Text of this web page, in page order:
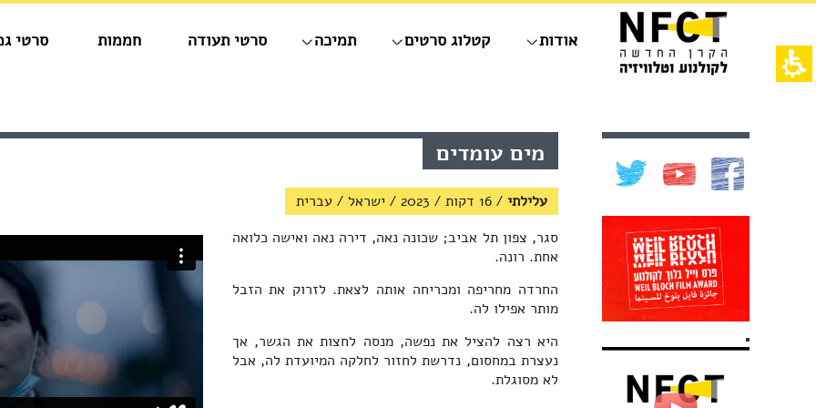
תחילתו
אינטרנט,
לחץ
אודות קטלוג סרטים תמיכה סרטי תעודה חממות סרטי
תוכן
מרכזי,
ללחוץ
אנטר
לדלג
לאזור
מים עומדים
עלילתי / 16 דקות /
2023
/ ישראל / עברית
סגר, צפון תל אביב; שכונה נאה, דירה נאה ואישה כלואה
אחת. רונה.
החרדה מחריפה ומכריחה אותה לצאת. לזרוק את הזבל
מותר אפילו לה.
היא רצה להציל את נפשה, מנסה לחצות את הגשר, אך
נעצרת במחסום, נדרשת לחזור לחלקה המיועדת לה, אבל
לא מסוגלת.